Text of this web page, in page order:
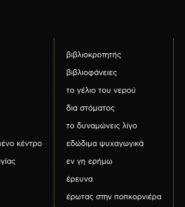
κέντρο
βιβλιοκροτητής
βιβλιοφάνειες
το γέλιο του νερού
δια στόματος
το δυναμώνεις λίγο
εδώδιμα ψυχαγωγικά
εν γη ερήμω
έρευνα
έρωτας στην ποπκορνιέρα